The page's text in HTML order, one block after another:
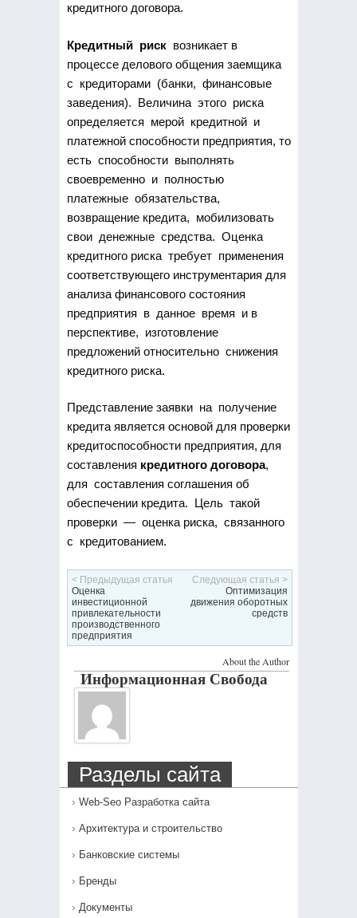
кредитного договора.
Кредитный рисквозникает в
процессе делового общения заемщика
с кредиторами (банки, финансовые
заведения). Величина этого риска
определяется мерой кредитной и
платежной способности предприятия, то
есть способности выполнять
своевременно и полностью
платежные обязательства,
возвращение кредита, мобилизовать
свои денежные средства. Оценка
кредитного риска требует применения
соответствующего инструментария для
анализа финансового состояния
предприятия в данное время и в
перспективе, изготовление
предложений относительно снижения
кредитного риска.
Представление заявки на получение
кредита является основой для проверки
кредитоспособности предприятия, для
составления кредитного договора,
для составления соглашения об
обеспечении кредита. Цель такой
проверки — оценка риска, связанного
с кредитованием.
< Предыдущая статья
Оценка
инвестиционной
привлекательности
производственного
предприятия
Следующая статья >
Оптимизация
движения оборотных
средств
About the Author
Информационная Свобода
Разделы сайта
Web-Seo Разработка сайта
Архитектура и строительство
Банковские системы
Бренды
Документы